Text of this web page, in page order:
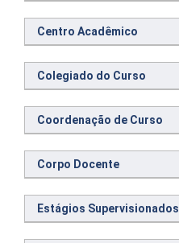
Centro Acadêmico
Colegiado do Curso
Coordenação de Curso
Corpo Docente
Estágios Supervisionados